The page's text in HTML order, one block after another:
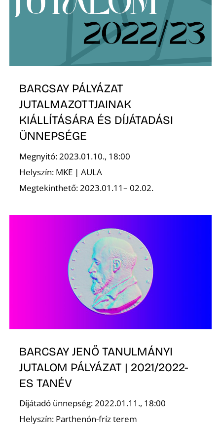
BARCSAY PÁLYÁZAT
JUTALMAZOTTJAINAK
KIÁLLÍTÁSÁRA ÉS DÍJÁTADÁSI
ÜNNEPSÉGE
Megnyitó: 2023.01.10., 18:00
Helyszín: MKE | AULA
Megtekinthető: 2023.01.11– 02.02.
BARCSAY JENŐ TANULMÁNYI
JUTALOM PÁLYÁZAT | 2021/2022-
ES TANÉV
Díjátadó ünnepség: 2022.01.11., 18:00
Helyszín: Parthenón-fríz terem